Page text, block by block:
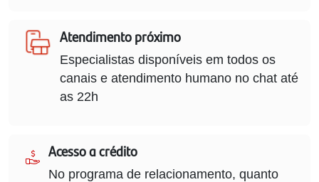
Atendimento próximo
Especialistas disponíveis em todos os
canais e atendimento humano no chat até
as 22h
Acesso a crédito
No programa de relacionamento, quanto